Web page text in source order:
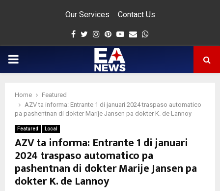
Our Services Contact Us
Facebook
Twitter
Instagram
Pinterest
Youtube
Email
PRIMARY
Home
Featured
AZV ta informa: Entrante 1 di januari 2024 traspaso automatico
pa pashentnan di dokter Marije Jansen pa dokter K. de Lannoy
Featured Local
AZV ta informa: Entrante 1 di januari
2024 traspaso automatico pa
pashentnan di dokter Marije Jansen pa
dokter K. de Lannoy